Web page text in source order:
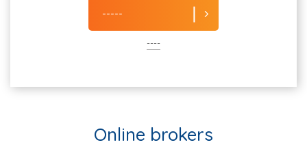
-----
----
Online brokers